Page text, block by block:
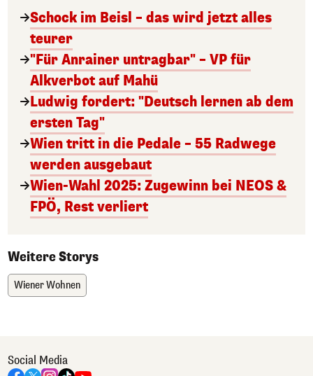
Schock im Beisl – das wird jetzt alles
teurer
"Für Anrainer untragbar" – VP für
Alkverbot auf Mahü
Ludwig fordert: "Deutsch lernen ab dem
ersten Tag"
Wien tritt in die Pedale – 55 Radwege
werden ausgebaut
Wien-Wahl 2025: Zugewinn bei NEOS &
FPÖ, Rest verliert
Weitere Storys
Wiener Wohnen
Social Media